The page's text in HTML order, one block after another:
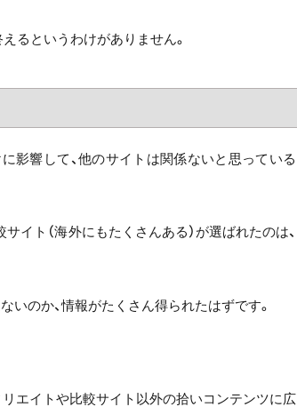
るというわけがありません。
影響して、他のサイトは関係ないと思っている
イト（海外にもたくさんある）が選ばれたのは、
いのか、情報がたくさん得られたはずです。
エイトや比較サイト以外の拾いコンテンツに広